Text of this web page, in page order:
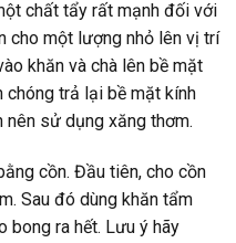
chất tẩy rất mạnh đối với
cho một lượng nhỏ lên vị trí
khăn và chà lên bề mặt
chóng trả lại bề mặt kính
nên sử dụng xăng thơm.
cồn. Đầu tiên, cho cồn
Sau đó dùng khăn tẩm
bong ra hết. Lưu ý hãy